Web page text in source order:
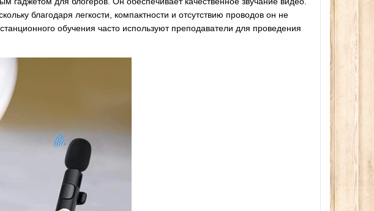
150сом
280сом 260сом
благодаря легкости, компактности и отсутствию проводов он не
обучения часто используют преподаватели для проведения